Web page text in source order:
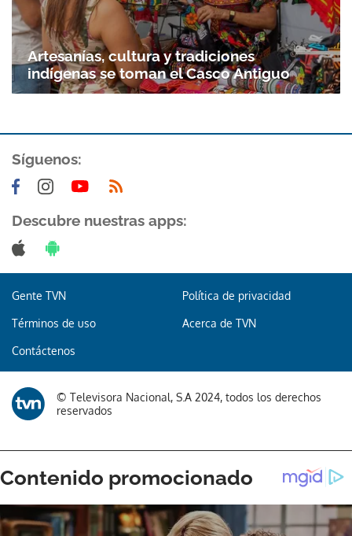
Gracias por suscribirte a nuestro boletín.
ACEPTAR
Artesanías, cultura y tradiciones
indígenas se toman el Casco Antiguo
Síguenos:
Descubre nuestras apps:
Gente TVN Política de privacidad
Términos de uso Acerca de TVN
Contáctenos
© Televisora Nacional, S.A 2024, todos los derechos
reservados